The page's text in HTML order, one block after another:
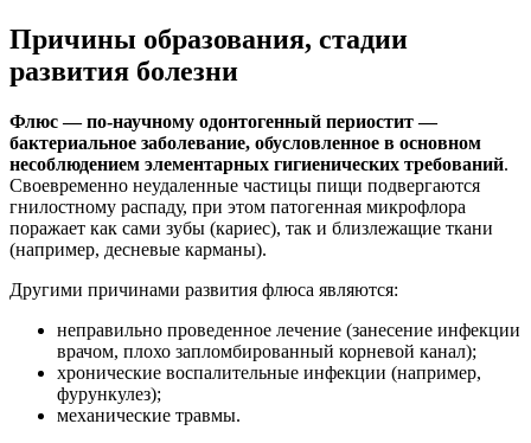
Причины образования, стадии
развития болезни
Флюс — по-научному одонтогенный периостит —
бактериальное заболевание, обусловленное в основном
несоблюдением элементарных гигиенических требований.
Своевременно неудаленные частицы пищи подвергаются
гнилостному распаду, при этом патогенная микрофлора
поражает как сами зубы (кариес), так и близлежащие ткани
(например, десневые карманы).
Другими причинами развития флюса являются:
неправильно проведенное лечение (занесение инфекции
врачом, плохо запломбированный корневой канал);
хронические воспалительные инфекции (например,
фурункулез);
механические травмы.